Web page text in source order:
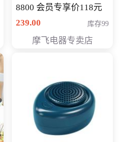
8800 会员专享价118元
239.00
库存99
摩飞电器专卖店